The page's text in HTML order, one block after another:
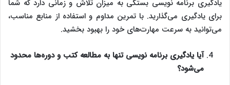
یادگیری برنامه‌ نویسی بستگی به میزان تلاش و زمانی دارد که شما
برای یادگیری می‌گذارید. با تمرین مداوم و استفاده از منابع مناسب،
می‌توانید به سرعت مهارت‌های خود را بهبود بخشید.
آیا یادگیری برنامه‌ نویسی تنها به مطالعه کتب و دوره‌ها محدود
می‌شود؟